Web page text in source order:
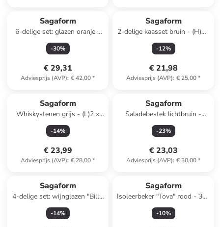
Sagaform
6-delige set: glazen oranje -
300 ml
-30%
€ 29,31
Adviesprijs (AVP): € 42,00*
Sagaform
2-delige kaasset bruin - (H)16
cm
-12%
€ 21,98
Adviesprijs (AVP): € 25,00*
Sagaform
Whiskystenen grijs - (L)2 x
(B)2 cm
-14%
€ 23,99
Adviesprijs (AVP): € 28,00*
Sagaform
Saladebestek lichtbruin -
(H)24 cm
-23%
€ 23,03
Adviesprijs (AVP): € 30,00*
Sagaform
4-delige set: wijnglazen "Billi''
- 350 ml
-14%
Sagaform
Isoleerbeker "Tova" rood - 320
ml
-10%